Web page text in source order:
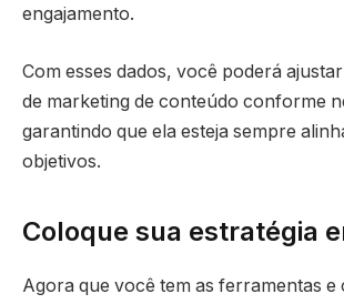
engajamento.
Com esses dados, você poderá
de marketing de conteúdo conforme
garantindo que ela esteja sempre
objetivos.
Coloque sua estratégia
Agora que você tem as ferramentas e